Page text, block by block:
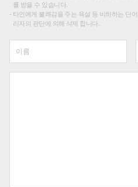
를 받을 수 있습니다.
타인에게 불쾌감을 주는 욕설 등 비하하는 단
리자의 판단에 의해 삭제 합니다.